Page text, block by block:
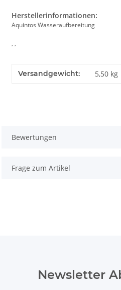
Herstellerinformationen:
Aquintos Wasseraufbereitung
, ,
Versandgewicht: 5,50 kg
Bewertungen
Frage zum Artikel
Newsletter